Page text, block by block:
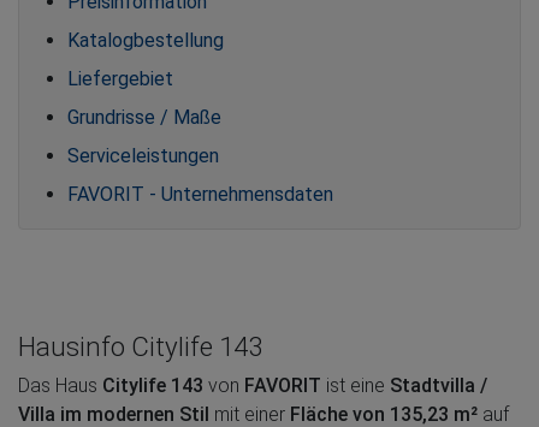
Katalogbestellung
Liefergebiet
Grundrisse / Maße
Serviceleistungen
FAVORIT - Unternehmensdaten
Hausinfo Citylife 143
Das Haus Citylife 143 von FAVORIT ist eine Stadtvilla /
Villa im modernen Stil mit einer Fläche von 135,23 m² auf